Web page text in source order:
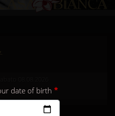
date of birth